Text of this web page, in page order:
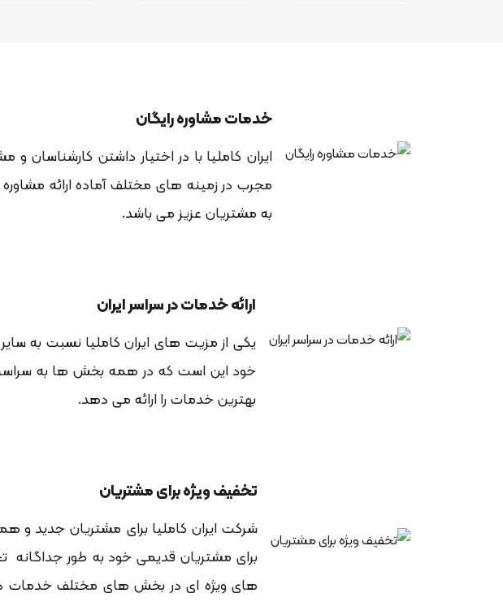
خدمات مشاوره رایگان
ایران کاملیا با در اختیار داشتن کارشناسان و
مجرب در زمینه های مختلف آماده ارائه مشاوره
به مشتریان عزیز می باشد.
ارائه خدمات در سراسر ایران
یکی از مزیت های ایران کاملیا نسبت به سایر
خود این است که در همه بخش ها به سراسر
بهترین خدمات را ارائه می دهد.
تخفیف ویژه برای مشتریان
شرکت ایران کاملیا برای مشتریان جدید و
برای مشتریان قدیمی خود به طور جداگانه
های ویژه ای در بخش های مختلف خدمات